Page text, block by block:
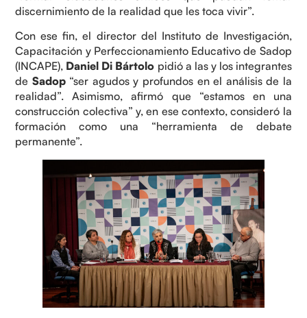
discernimiento de la realidad que les toca vivir”.
Con ese fin, el director del Instituto de Investigación,
Capacitación y Perfeccionamiento Educativo de Sadop
(INCAPE), Daniel Di Bártolo pidió a las y los integrantes
de Sadop“ser agudos y profundos en el análisis de la
realidad”. Asimismo, afirmó que “estamos en una
construcción colectiva” y, en ese contexto, consideró la
formación como una “herramienta de debate
permanente”.